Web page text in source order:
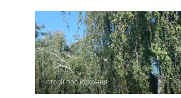
Історії про кохання